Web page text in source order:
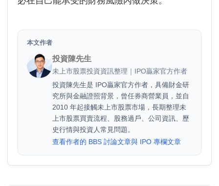
本文作者
投資陳先生
未上市股票投資資訊整理｜IPO贏家官方作者
投資陳先生是 IPO贏家官方作者，具備財金研
究所與金融證照背景，曾任券商營業員，並自
2010 年起接觸未上市股票市場，長期整理未
上市股票買賣流程、股務過戶、公司資訊、歷
史行情與投資人常見問題。
查看作者的 BBS 討論文章與 IPO 專欄文章